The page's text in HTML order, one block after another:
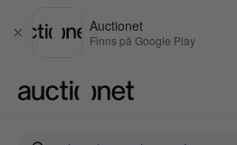
Stäng
Auctionet
Finns på Google Play